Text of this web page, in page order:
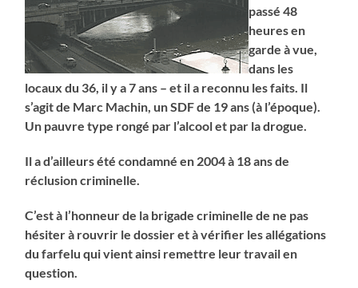
passé 48
heures en
garde à vue,
dans les
locaux du 36, il y a 7 ans – et il a reconnu les faits. Il
s’agit de Marc Machin, un SDF de 19 ans (à l’époque).
Un pauvre type rongé par l’alcool et par la drogue.
Il a d’ailleurs été condamné en 2004 à 18 ans de
réclusion criminelle.
C’est à l’honneur de la brigade criminelle de ne pas
hésiter à rouvrir le dossier et à vérifier les allégations
du farfelu qui vient ainsi remettre leur travail en
question.